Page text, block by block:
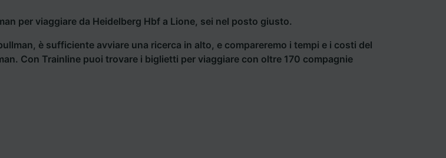
per viaggiare da Heidelberg Hbf a Lione, sei nel posto giusto.
è sufficiente avviare una ricerca in alto, e compareremo i tempi e i costi del
Con Trainline puoi trovare i biglietti per viaggiare con oltre 170 compagnie